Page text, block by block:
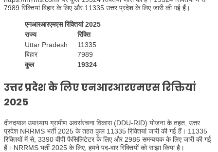
7989 रिक्तियां बिहार के लिए और 11335 उत्तर प्रदेश के लिए जारी की गई हैं।
एनआरआरएमएस रिक्तियां 2025
राज्य
रिक्ति
Uttar Pradesh
11335
बिहार
7989
कुल
19324
उत्तर प्रदेश के लिए एनआरआरएमएस रिक्तियां
2025
दीनदयाल उपाध्याय ग्रामीण अवसंरचना विकास (DDU-RID) योजना के तहत, उत्तर
प्रदेश NRRMS भर्ती 2025 के तहत कुल 11335 रिक्तियां जारी की गई हैं। 11335
रिक्तियों में से, 3390 वीपी फैसिलिटेटर के लिए और 2986 समन्वयक के लिए जारी की गई
हैं। NRRMS भर्ती 2025 के लिए, हमने पद-वार रिक्तियों को साझा किया है।